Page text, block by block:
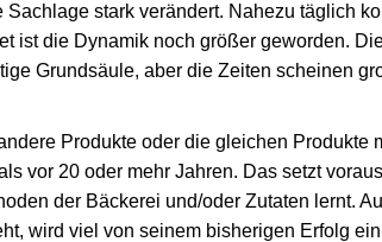
Sachlage stark verändert. Nahezu täglich
ist die Dynamik noch größer geworden.
Grundsäule, aber die Zeiten scheinen
Produkte oder die gleichen Produkte
vor 20 oder mehr Jahren. Das setzt
der Bäckerei und/oder Zutaten lernt.
wird viel von seinem bisherigen Erfolg